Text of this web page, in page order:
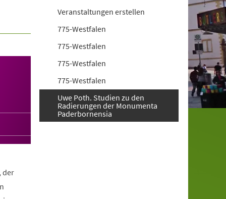
der
Veranstaltungen erstellen
775-Westfalen
775-Westfalen
775-Westfalen
775-Westfalen
Uwe Poth. Studien zu den
Radierungen der Monumenta
Paderbornensia